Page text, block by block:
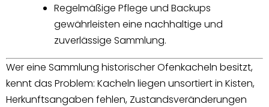
Regelmäßige Pflege und Backups
gewährleisten eine nachhaltige und
zuverlässige Sammlung.
Wer eine Sammlung historischer Ofenkacheln besitzt,
kennt das Problem: Kacheln liegen unsortiert in Kisten,
Herkunftsangaben fehlen, Zustandsveränderungen